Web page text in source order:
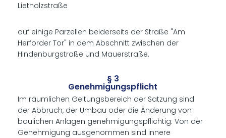
Lietholzstraße
auf einige Parzellen beiderseits der Straße "Am
Herforder Tor" in dem Abschnitt zwischen der
Hindenburgstraße und Mauerstraße.
§ 3
Genehmigungspflicht
Im räumlichen Geltungsbereich der Satzung sind
der Abbruch, der Umbau oder die Änderung von
baulichen Anlagen genehmigungspflichtig. Von der
Genehmigung ausgenommen sind innere